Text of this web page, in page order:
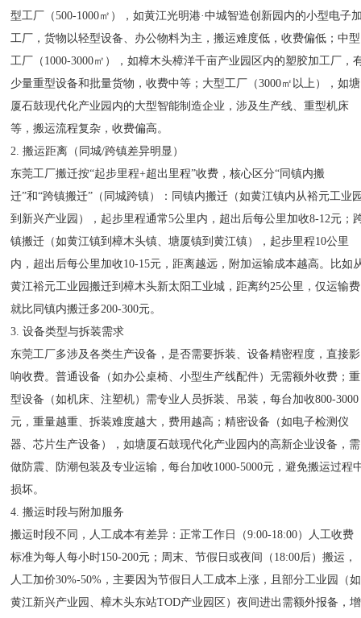
型工厂（500-1000㎡），如黄江光明港·中城智造创新园内的小型电子
工厂，货物以轻型设备、办公物料为主，搬运难度低，收费偏低；中型
工厂（1000-3000㎡），如樟木头樟洋千亩产业园区内的塑胶加工厂，
少量重型设备和批量货物，收费中等；大型工厂（3000㎡以上），如塘
厦石鼓现代化产业园内的大型智能制造企业，涉及生产线、重型机床
等，搬运流程复杂，收费偏高。
2. 搬运距离（同城/跨镇差异明显）
东莞工厂搬迁按“起步里程+超出里程”收费，核心区分“同镇内搬
迁”和“跨镇搬迁”（同城跨镇）：同镇内搬迁（如黄江镇内从裕元工业
到新兴产业园），起步里程通常5公里内，超出后每公里加收8-12元；
镇搬迁（如黄江镇到樟木头镇、塘厦镇到黄江镇），起步里程10公里
内，超出后每公里加收10-15元，距离越远，附加运输成本越高。比如
黄江裕元工业园搬迁到樟木头新太阳工业城，距离约25公里，仅运输费
就比同镇内搬迁多200-300元。
3. 设备类型与拆装需求
东莞工厂多涉及各类生产设备，是否需要拆装、设备精密程度，直接影
响收费。普通设备（如办公桌椅、小型生产线配件）无需额外收费；重
型设备（如机床、注塑机）需专业人员拆装、吊装，每台加收800-3000
元，重量越重、拆装难度越大，费用越高；精密设备（如电子检测仪
器、芯片生产设备），如塘厦石鼓现代化产业园内的高新企业设备，需
做防震、防潮包装及专业运输，每台加收1000-5000元，避免搬运过程
损坏。
4. 搬运时段与附加服务
搬运时段不同，人工成本有差异：正常工作日（9:00-18:00）人工收费
标准为每人每小时150-200元；周末、节假日或夜间（18:00后）搬运，
人工加价30%-50%，主要因为节假日人工成本上涨，且部分工业园（如
黄江新兴产业园、樟木头东站TOD产业园区）夜间进出需额外报备，增